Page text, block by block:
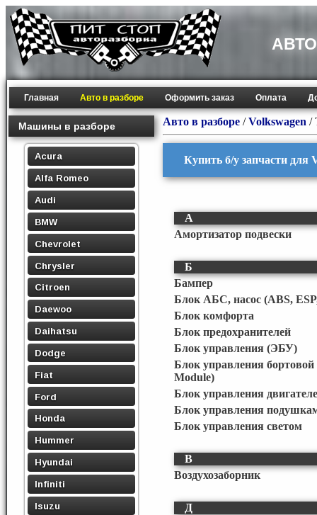
Главная Авто в разборе Оформить заказ Оплата
Машины в разборе
Acura
Alfa Romeo
Audi
BMW
Chevrolet
Chrysler
Citroen
Daewoo
Daihatsu
Dodge
Fiat
Ford
Honda
Hummer
Hyundai
Infiniti
Isuzu
Авто в разборе /Volkswagen /
Купить б/у запчасти для
А
Амортизатор подвески
Б
Бампер
Блок АБС, насос (ABS,
Блок комфорта
Блок предохранителей
Блок управления (ЭБУ)
Блок управления
Module)
Блок управления
Блок управления
Блок управления светом
В
Воздухозаборник
Д